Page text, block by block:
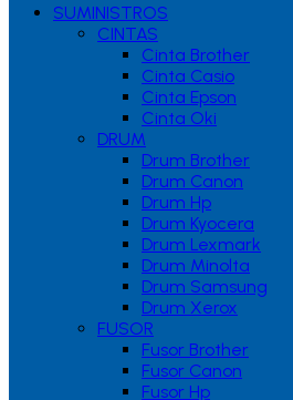
SUMINISTROS
CINTAS
Cinta Brother
Cinta Casio
Cinta Epson
Cinta Oki
DRUM
Drum Brother
Drum Canon
Drum Hp
Drum Kyocera
Drum Lexmark
Drum Minolta
Drum Samsung
Drum Xerox
FUSOR
Fusor Brother
Fusor Canon
Fusor Hp